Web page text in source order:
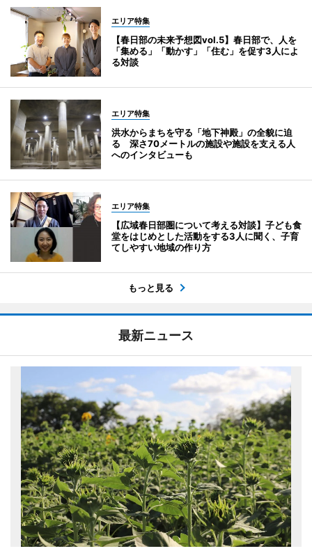
エリア特集
【春日部の未来予想図vol.5】春日部で、人を
「集める」「動かす」「住む」を促す3人によ
る対談
エリア特集
洪水からまちを守る「地下神殿」の全貌に迫
る 深さ70メートルの施設や施設を支える人
へのインタビューも
エリア特集
【広域春日部圏について考える対談】子ども食
堂をはじめとした活動をする3人に聞く、子育
てしやすい地域の作り方
もっと見る
最新ニュース